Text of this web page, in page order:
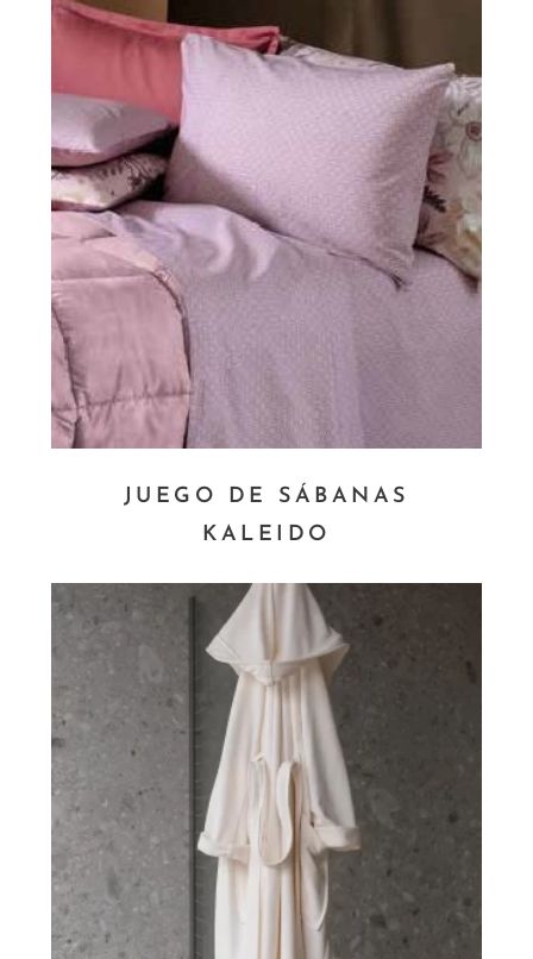
JUEGO DE SÁBANAS
KALEIDO